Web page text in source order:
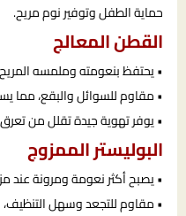
حماية الطفل وتوفير نوم مريح.
القطن المعالج
• يحتفظ بنعومته وملمسه
• مقاوم للسوائل والبقع، مما
• يوفر تهوية جيدة تقلل من تعرق
البوليستر الممزوج
• يصبح أكثر نعومة ومرونة عند
• مقاوم للتجعد وسهل